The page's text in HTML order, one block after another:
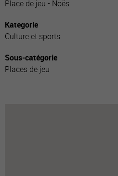
Place de jeu - Noës
Kategorie
Culture et sports
Sous-catégorie
Places de jeu